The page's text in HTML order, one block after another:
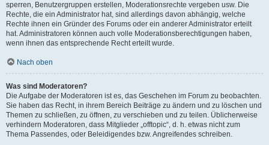
sperren, Benutzergruppen erstellen, Moderationsrechte vergeben usw. Die
Rechte, die ein Administrator hat, sind allerdings davon abhängig, welche
Rechte ihnen ein Gründer des Forums oder ein anderer Administrator erteilt
hat. Administratoren können auch volle Moderationsberechtigungen haben,
wenn ihnen das entsprechende Recht erteilt wurde.
Nach oben
Was sind Moderatoren?
Die Aufgabe der Moderatoren ist es, das Geschehen im Forum zu beobachten.
Sie haben das Recht, in ihrem Bereich Beiträge zu ändern und zu löschen und
Themen zu schließen, zu öffnen, zu verschieben und zu teilen. Üblicherweise
verhindern Moderatoren, dass Mitglieder „offtopic“, d. h. etwas nicht zum
Thema Passendes, oder Beleidigendes bzw. Angreifendes schreiben.